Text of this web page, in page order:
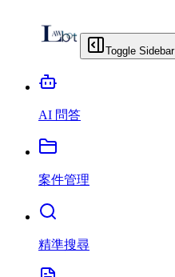
Toggle Sidebar
AI 問答
案件管理
精準搜尋